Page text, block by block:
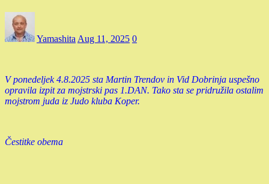
Yamashita Aug 11, 2025 0
V ponedeljek 4.8.2025 sta Martin Trendov in Vid Dobrinja uspešno
opravila izpit za mojstrski pas 1.DAN. Tako sta se pridružila ostalim
mojstrom juda iz Judo kluba Koper.
Čestitke obema